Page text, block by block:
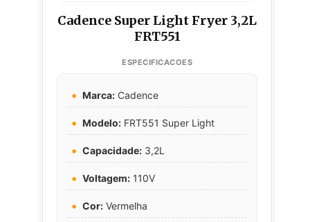
Cadence Super Light Fryer 3,2L
FRT551
Marca: Cadence
Modelo: FRT551 Super Light
Capacidade: 3,2L
Voltagem: 110V
Cor: Vermelha